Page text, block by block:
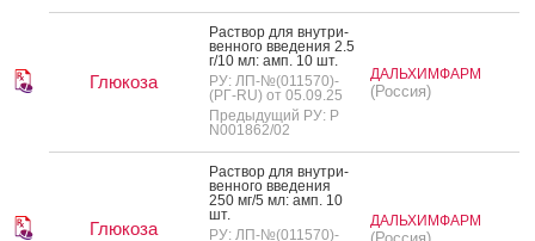
Глюкоза
Рас­твор для внут­ри­
вен­но­го вве­дения 2.5
г/10 мл: амп. 10 шт.
РУ: ЛП-№(011570)-
(РГ-RU) от 05.09.25
Предыдущий РУ: Р
N001862/02
ДАЛЬХИМФАРМ
(Россия)
Глюкоза
Рас­твор для внут­ри­
вен­но­го вве­дения
250 мг/5 мл: амп. 10
шт.
РУ: ЛП-№(011570)-
ДАЛЬХИМФАРМ